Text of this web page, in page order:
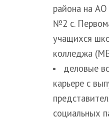
района на
№2 с.
учащихся
колледжа
деловые
карьере с
социальных